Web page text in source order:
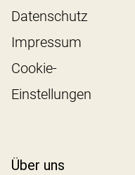
Datenschutz
Impressum
Cookie-
Einstellungen
Über uns